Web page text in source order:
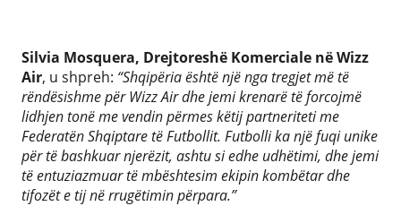
Silvia Mosquera, Drejtoreshë Komerciale në Wizz
Air, u shpreh: “Shqipëria është një nga tregjet më të
rëndësishme për Wizz Air dhe jemi krenarë të forcojmë
lidhjen tonë me vendin përmes këtij partneriteti me
Federatën Shqiptare të Futbollit. Futbolli ka një fuqi unike
për të bashkuar njerëzit, ashtu si edhe udhëtimi, dhe jemi
të entuziazmuar të mbështesim ekipin kombëtar dhe
tifozët e tij në rrugëtimin përpara.”